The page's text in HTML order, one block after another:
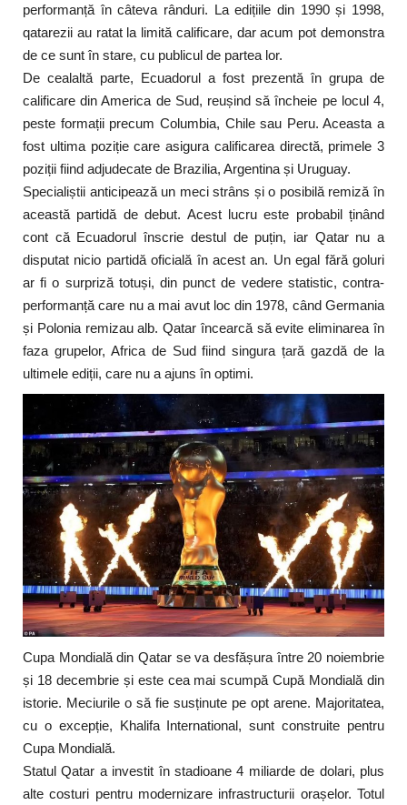
performanță în câteva rânduri. La edițiile din 1990 și 1998,
qatarezii au ratat la limită calificare, dar acum pot demonstra
de ce sunt în stare, cu publicul de partea lor.
De cealaltă parte, Ecuadorul a fost prezentă în grupa de
calificare din America de Sud, reușind să încheie pe locul 4,
peste formații precum Columbia, Chile sau Peru. Aceasta a
fost ultima poziție care asigura calificarea directă, primele 3
poziții fiind adjudecate de Brazilia, Argentina și Uruguay.
Specialiștii anticipează un meci strâns și o posibilă remiză în
această partidă de debut. Acest lucru este probabil ținând
cont că Ecuadorul înscrie destul de puțin, iar Qatar nu a
disputat nicio partidă oficială în acest an. Un egal fără goluri
ar fi o surpriză totuși, din punct de vedere statistic, contra-
performanță care nu a mai avut loc din 1978, când Germania
și Polonia remizau alb. Qatar încearcă să evite eliminarea în
faza grupelor, Africa de Sud fiind singura țară gazdă de la
ultimele ediții, care nu a ajuns în optimi.
Cupa Mondială din Qatar se va desfășura între 20 noiembrie
și 18 decembrie și este cea mai scumpă Cupă Mondială din
istorie. Meciurile o să fie susținute pe opt arene. Majoritatea,
cu o excepție, Khalifa International, sunt construite pentru
Cupa Mondială.
Statul Qatar a investit în stadioane 4 miliarde de dolari, plus
alte costuri pentru modernizare infrastructurii orașelor. Totul